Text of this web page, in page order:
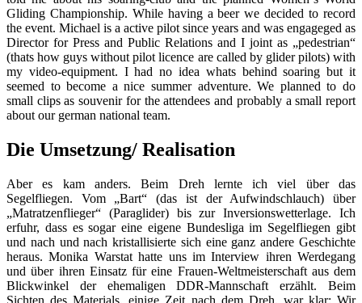
Gliding Championship. While having a beer we decided to record
the event. Michael is a active pilot since years and was engageged as
Director for Press and Public Relations and I joint as „pedestrian“
(thats how guys without pilot licence are called by glider pilots) with
my video-equipment. I had no idea whats behind soaring but it
seemed to become a nice summer adventure. We planned to do
small clips as souvenir for the attendees and probably a small report
about our german national team.
Die Umsetzung/ Realisation
Aber es kam anders. Beim Dreh lernte ich viel über das
Segelfliegen. Vom „Bart“ (das ist der Aufwindschlauch) über
„Matratzenflieger“ (Paraglider) bis zur Inversionswetterlage. Ich
erfuhr, dass es sogar eine eigene Bundesliga im Segelfliegen gibt
und nach und nach kristallisierte sich eine ganz andere Geschichte
heraus. Monika Warstat hatte uns im Interview ihren Werdegang
und über ihren Einsatz für eine Frauen-Weltmeisterschaft aus dem
Blickwinkel der ehemaligen DDR-Mannschaft erzählt. Beim
Sichten des Materials, einige Zeit nach dem Dreh, war klar: Wir